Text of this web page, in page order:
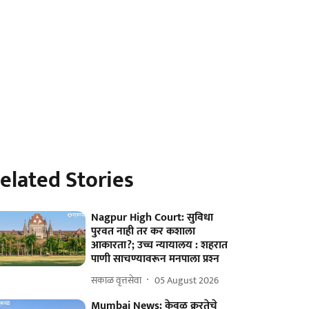
Stories
Nagpur High Court: सुविधा
पुरवत नाही तर कर कशाला
आकारता?; उच्च न्यायालय : शहरात
पाणी साचण्यावरून मनपाला प्रश्‍न
सकाळ वृत्तसेवा 05 August 2026